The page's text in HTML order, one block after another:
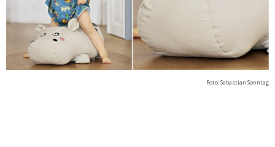
Foto: Sebastian Sonntag